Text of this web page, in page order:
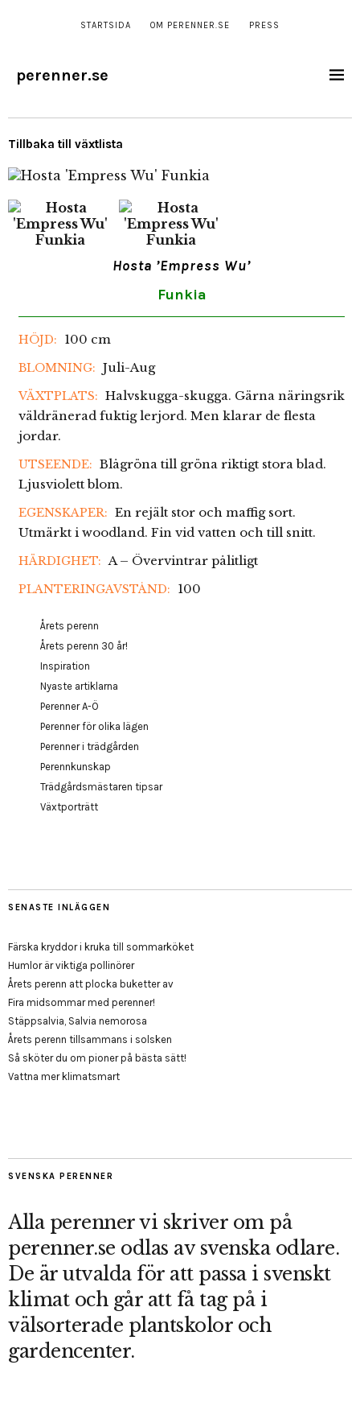
STARTSIDA OM PERENNER.SE PRESS
perenner.se
Tillbaka till växtlista
Hosta ’Empress Wu’
Funkia
HÖJD: 100 cm
BLOMNING: Juli-Aug
VÄXTPLATS: Halvskugga-skugga. Gärna näringsrik
väldränerad fuktig lerjord. Men klarar de flesta
jordar.
UTSEENDE: Blågröna till gröna riktigt stora blad.
Ljusviolett blom.
EGENSKAPER: En rejält stor och maffig sort.
Utmärkt i woodland. Fin vid vatten och till snitt.
HÄRDIGHET: A – Övervintrar pålitligt
PLANTERINGAVSTÅND: 100
Årets perenn
Årets perenn 30 år!
Inspiration
Nyaste artiklarna
Perenner A-Ö
Perenner för olika lägen
Perenner i trädgården
Perennkunskap
Trädgårdsmästaren tipsar
Växtporträtt
SENASTE INLÄGGEN
Färska kryddor i kruka till sommarköket
Humlor är viktiga pollinörer
Årets perenn att plocka buketter av
Fira midsommar med perenner!
Stäppsalvia, Salvia nemorosa
Årets perenn tillsammans i solsken
Så sköter du om pioner på bästa sätt!
Vattna mer klimatsmart
SVENSKA PERENNER
Alla perenner vi skriver om på
perenner.se odlas av svenska odlare.
De är utvalda för att passa i svenskt
klimat och går att få tag på i
välsorterade plantskolor och
gardencenter.